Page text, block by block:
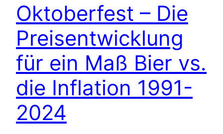
Oktoberfest – Die
Preisentwicklung
für ein Maß Bier vs.
die Inflation 1991-
2024